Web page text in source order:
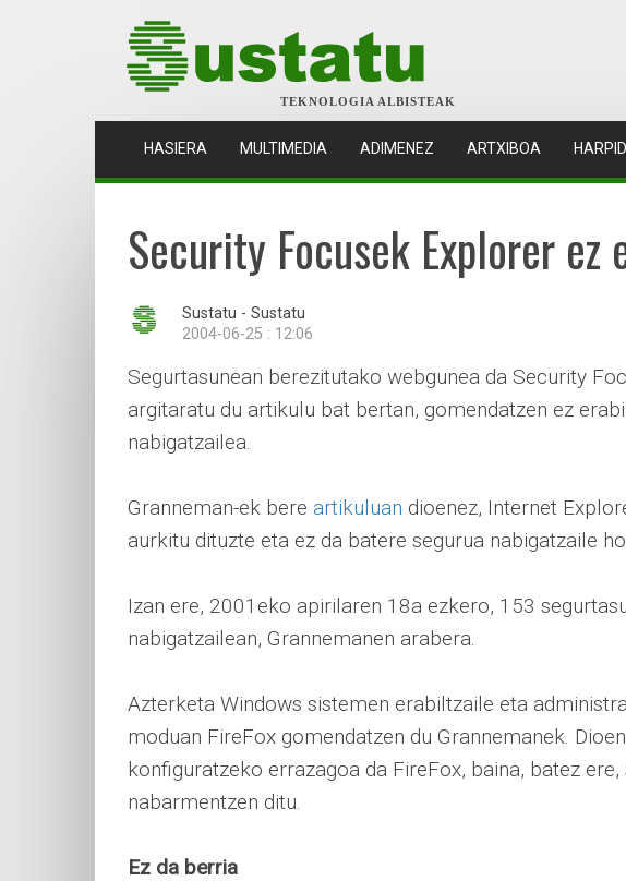
TEKNOLOGIA ALBISTEAK
HASIERA (CURRENT)
MULTIMEDIA ADIMENEZ ARTXIBOA
Security Focusek Explorer
Sustatu - Sustatu
2004-06-25 : 12:06
Segurtasunean berezitutako webgunea da Security
argitaratu du artikulu bat bertan, gomendatzen ez
nabigatzailea.
Granneman-ek bere artikuluan dioenez, Internet
aurkitu dituzte eta ez da batere segurua nabigatzaile
Izan ere, 2001eko apirilaren 18a ezkero, 153
nabigatzailean, Grannemanen arabera.
Azterketa Windows sistemen erabiltzaile eta
moduan FireFox gomendatzen du Grannemanek.
konfiguratzeko errazagoa da FireFox, baina, batez
nabarmentzen ditu.
Ez da berria